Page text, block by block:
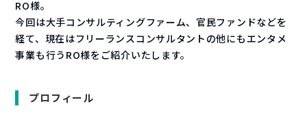
RO様。
今回は大手コンサルティングファーム、官民ファンドなどを
経て、現在はフリーランスコンサルタントの他にもエンタメ
事業も行うRO様をご紹介いたします。
プロフィール